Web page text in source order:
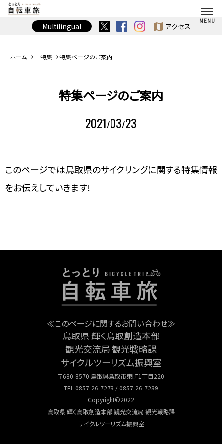
Multilingual map アクセス
ホーム 特集 特集ページのご案内
特集ページのご案内
2021/03/23
このページでは鳥取県のサイクリングに関する特集情報
をお伝えしていきます!
≪このページに関するお問い合わせ≫
鳥取県 輝く鳥取創造本部
観光交流局 観光戦略課
サイクルツーリズム振興室
〒680-8570 鳥取県鳥取市東町1丁目220
TEL 0857-26-7273 / 0857-26-7239
Copyright©2022
鳥取県 輝く鳥取創造本部 観光交流局 観光戦略課
サイクルツーリズム振興室